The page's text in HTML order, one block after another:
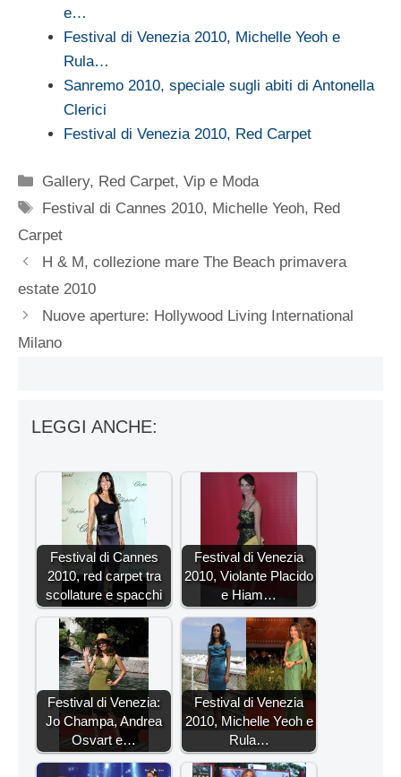
e…
Festival di Venezia 2010, Michelle Yeoh e
Rula…
Sanremo 2010, speciale sugli abiti di Antonella
Clerici
Festival di Venezia 2010, Red Carpet
Categorie
Gallery, Red Carpet,Vip e Moda
Tag
Festival di Cannes 2010, Michelle Yeoh, Red
Carpet
H & M, collezione mare The Beach primavera
estate 2010
Nuove aperture: Hollywood Living International
Milano
LEGGI ANCHE:
Festival di Cannes
2010, red carpet tra
scollature e spacchi
Festival di Venezia
2010, Violante Placido
e Hiam…
Festival di Venezia:
Jo Champa, Andrea
Osvart e…
Festival di Venezia
2010, Michelle Yeoh e
Rula…